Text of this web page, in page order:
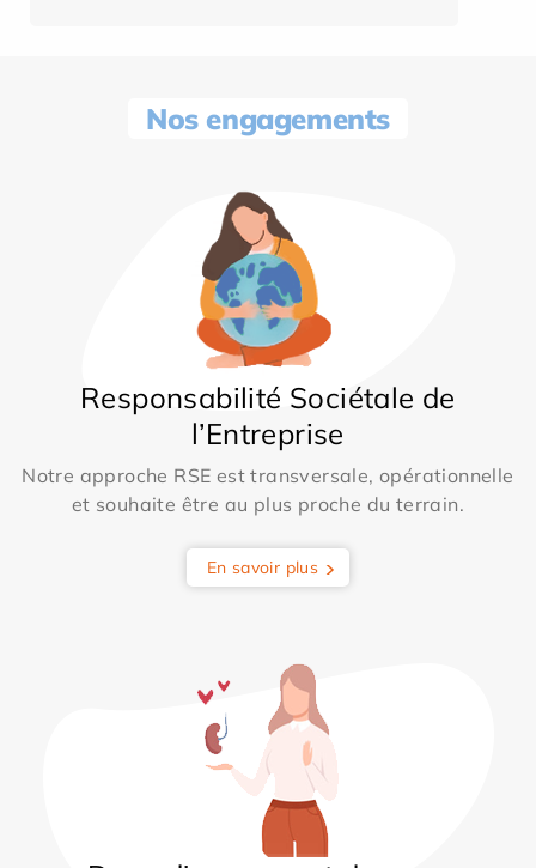
Nos engagements
Responsabilité Sociétale de
l’Entreprise
Notre approche RSE est transversale, opérationnelle
et souhaite être au plus proche du terrain.
En savoir plus